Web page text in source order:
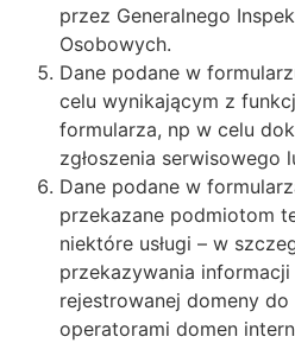
przez Generalnego
Osobowych.
Dane podane w
celu wynikającym z
formularza, np w celu
zgłoszenia serwisowego
Dane podane w
przekazane podmiotom
niektóre usługi – w
przekazywania
rejestrowanej domeny
operatorami domen